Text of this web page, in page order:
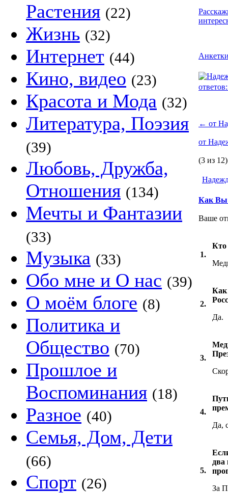
Растения (22)
Жизнь (32)
Интернет (44)
Кино, видео (23)
Красота и Мода (32)
Литература, Поэзия
(39)
Любовь, Дружба,
Отношения (134)
Мечты и Фантазии
(33)
Музыка (33)
Обо мне и О нас (39)
О моём блоге (8)
Политика и
Общество (70)
Прошлое и
Воспоминания (18)
Разное (40)
Семья, Дом, Дети
(66)
Спорт (26)
← от
от
(3 из 12)
Как Вы
Ваше
1.
Кто
2.
Как
Да.
3.
4.
Да,
5.
два
За